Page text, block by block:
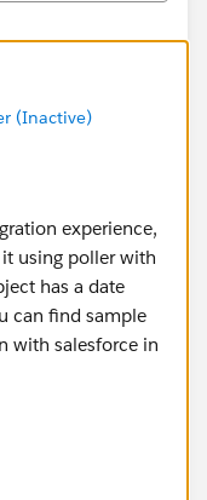
(Inactive)
experience,
using poller with
has a date
can find sample
with salesforce in